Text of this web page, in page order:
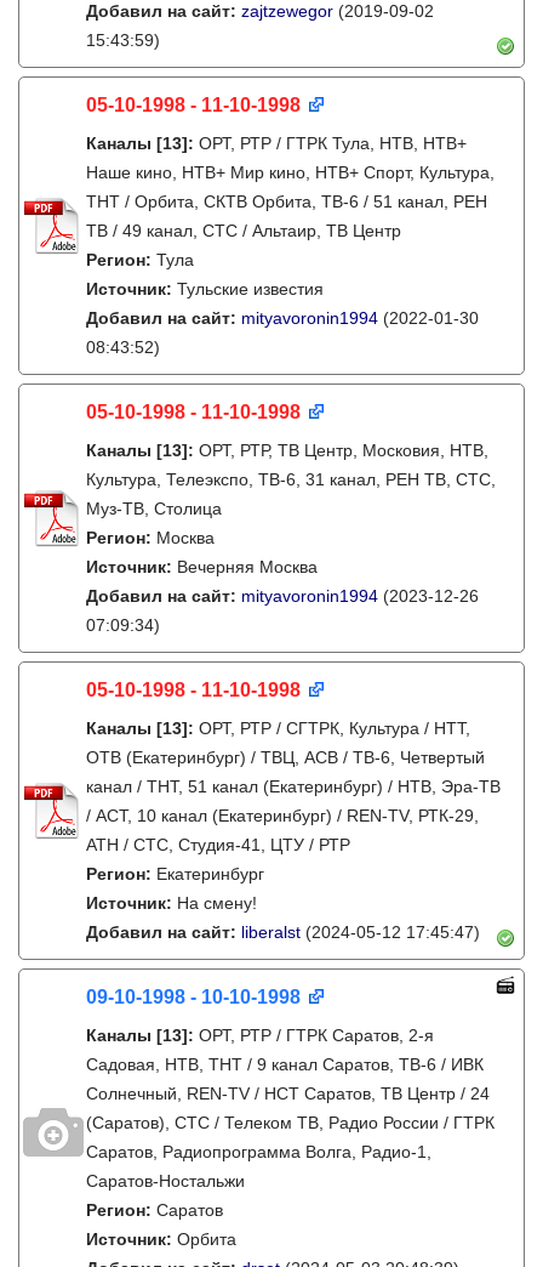
Добавил на сайт: zajtzewegor (2019-09-02
15:43:59)
05-10-1998 - 11-10-1998
Каналы [13]: ОРТ, РТР / ГТРК Тула, НТВ, НТВ+
Наше кино, НТВ+ Мир кино, НТВ+ Спорт, Культура,
ТНТ / Орбита, СКТВ Орбита, ТВ-6 / 51 канал, РЕН
ТВ / 49 канал, СТС / Альтаир, ТВ Центр
Регион: Тула
Источник: Тульские известия
Добавил на сайт: mityavoronin1994 (2022-01-30
08:43:52)
05-10-1998 - 11-10-1998
Каналы [13]: ОРТ, РТР, ТВ Центр, Московия, НТВ,
Культура, Телеэкспо, ТВ-6, 31 канал, РЕН ТВ, СТС,
Муз-ТВ, Столица
Регион: Москва
Источник: Вечерняя Москва
Добавил на сайт: mityavoronin1994 (2023-12-26
07:09:34)
05-10-1998 - 11-10-1998
Каналы [13]: ОРТ, РТР / СГТРК, Культура / НТТ,
ОТВ (Екатеринбург) / ТВЦ, АСВ / ТВ-6, Четвертый
канал / ТНТ, 51 канал (Екатеринбург) / НТВ, Эра-ТВ
/ АСТ, 10 канал (Екатеринбург) / REN-TV, РТК-29,
АТН / СТС, Студия-41, ЦТУ / РТР
Регион: Екатеринбург
Источник: На смену!
Добавил на сайт: liberalst (2024-05-12 17:45:47)
09-10-1998 - 10-10-1998
Каналы [13]: ОРТ, РТР / ГТРК Саратов, 2-я
Садовая, НТВ, ТНТ / 9 канал Саратов, ТВ-6 / ИВК
Солнечный, REN-TV / НСТ Саратов, ТВ Центр / 24
(Саратов), СТС / Телеком ТВ, Радио России / ГТРК
Саратов, Радиопрограмма Волга, Радио-1,
Саратов-Ностальжи
Регион: Саратов
Источник: Орбита